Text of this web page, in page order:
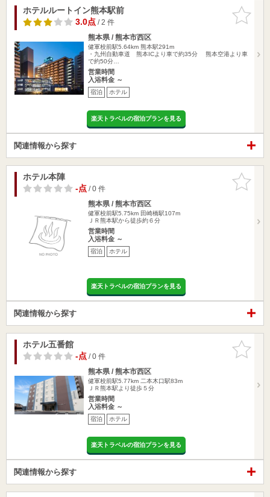
お気に入
りに追加
ホテルルートイン熊本駅前
3.0点/ 2 件
熊本県 / 熊本市西区
健軍校前駅5.64km 熊本駅291m
・九州自動車道 熊本ICより車で約35分 熊本空港より車
で約50分…
営業時間
入浴料金 ～
宿泊 ホテル
楽天トラベルの宿泊プランを見る
関連情報から探す
お気に入
りに追加
ホテル本陣
-点/ 0 件
熊本県 / 熊本市西区
健軍校前駅5.75km 田崎橋駅107m
ＪＲ熊本駅から徒歩約６分
営業時間
入浴料金 ～
宿泊 ホテル
楽天トラベルの宿泊プランを見る
関連情報から探す
お気に入
りに追加
ホテル五番館
-点/ 0 件
熊本県 / 熊本市西区
健軍校前駅5.77km 二本木口駅83m
ＪＲ熊本駅より徒歩５分
営業時間
入浴料金 ～
宿泊 ホテル
楽天トラベルの宿泊プランを見る
関連情報から探す